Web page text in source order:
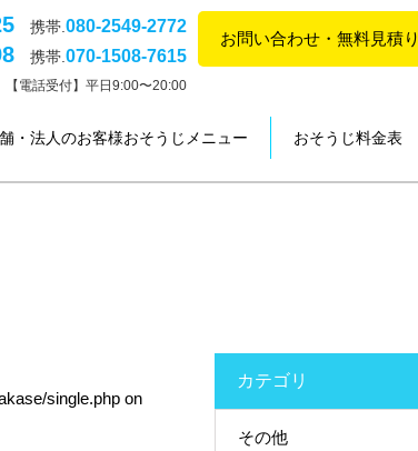
携帯. 080-2549-2772
携帯. 070-1508-7615
【電話受付】平日9:00〜20:00
お問い合わせ・無料見積り
・法人のお客様おそうじメニュー おそうじ料金表
single.phpon
カテゴリ
その他